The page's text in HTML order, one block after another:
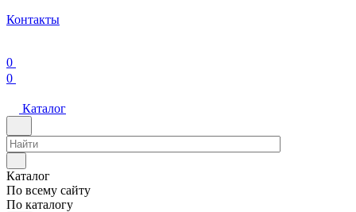
Контакты
0
0
Каталог
Каталог
По всему сайту
По каталогу